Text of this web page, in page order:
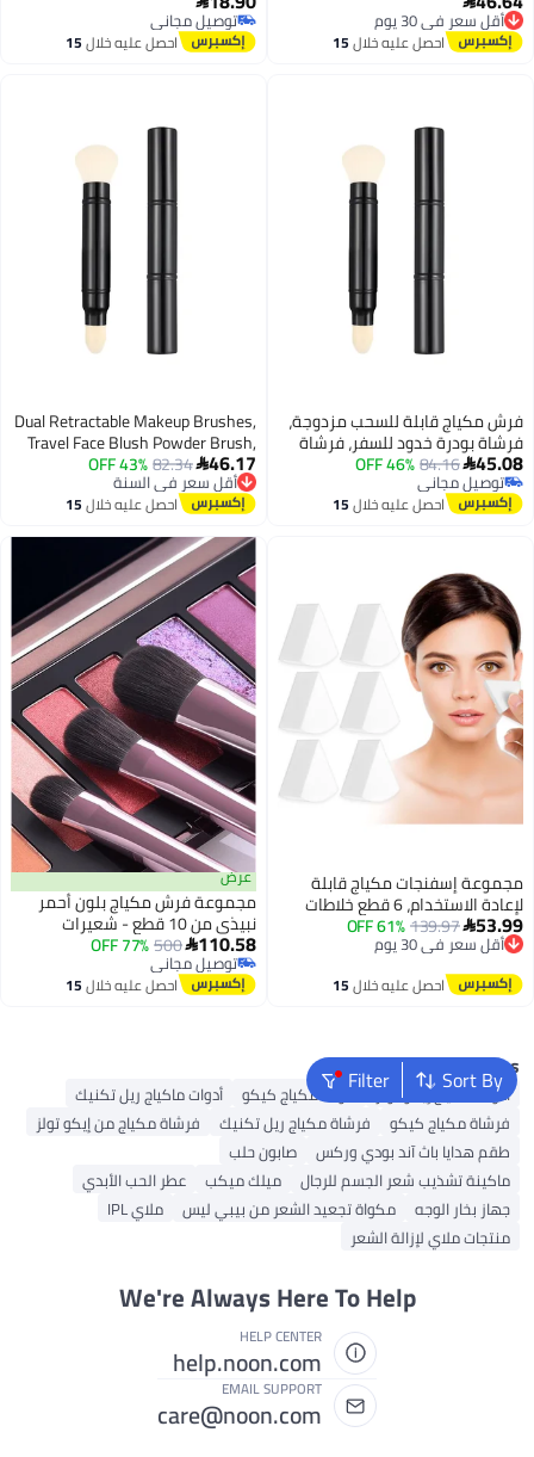
لتطبيق أحمر الخدود، البرونزر،
والبودرة الخالية من العيوب.
أقل سعر في 30 يوم
توصيل مجاني
أقل سعر في 30 يوماحصل عليه خلال15
توصيل مجاني
توصيل مجانياحصل عليه خلال15
فرش مكياج قابلة للسحب مزدوجة،
فرشاة بودرة خدود للسفر، فرشاة
خافي عيوب مزدوجة الطرف
45.08
84.16
46% OFF
توصيل مجاني
توصيل مجانياحصل عليه خلال15
Dual Retractable Makeup Brushes,
Travel Face Blush Powder Brush,
Double-Ended Foundation
Concealer Brush
46.17
82.34
43% OFF
أقل سعر في السنة
توصيل مجاني
أقل سعر في السنة
احصل عليه خلال15
مجموعة إسفنجات مكياج قابلة
لإعادة الاستخدام، 6 قطع خلاطات
تجميل مثلثة للأساس والكونسيلر،
قطع طلاء وجه ناعمة للفنانين
53.99
139.97
61% OFF أقل سعر في 30 يوم
توصيل مجاني
أقل سعر في 30 يوماحصل عليه خلال15
عرض
مجموعة فرش مكياج بلون أحمر
نبيذي من 10 قطع - شعيرات
صناعية ناعمة للوجه والعينين
110.58
500
77% OFF
توصيل مجاني
توصيل مجانياحصل عليه خلال15
Sort By
FilterPopular Searches
أدوات مكياج إيكو تولز أدوات مكياج كيكو
أدوات ماكياج ريل تكنيك
فرشاة مكياج كيكو
فرشاة مكياج ريل تكنيك
فرشاة مكياج من إيكو تولز
طقم هدايا باث آند بودي وركس
صابون حلب
ماكينة تشذيب شعر الجسم للرجال
ميلك ميكب
عطر الحب الأبدي
جهاز بخار الوجه
مكواة تجعيد الشعر من بيبي ليس
ملاي IPL
منتجات ملاي لإزالة الشعر
We're Always Here To Help
HELP CENTER
help.noon.com
EMAIL SUPPORT
care@noon.com